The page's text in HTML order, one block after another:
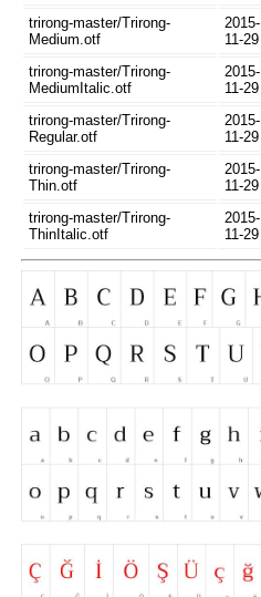
trirong-master/Trirong-
Medium.otf
2015-
11-29
trirong-master/Trirong-
MediumItalic.otf
2015-
11-29
trirong-master/Trirong-
Regular.otf
2015-
11-29
trirong-master/Trirong-
Thin.otf
2015-
11-29
trirong-master/Trirong-
ThinItalic.otf
2015-
11-29